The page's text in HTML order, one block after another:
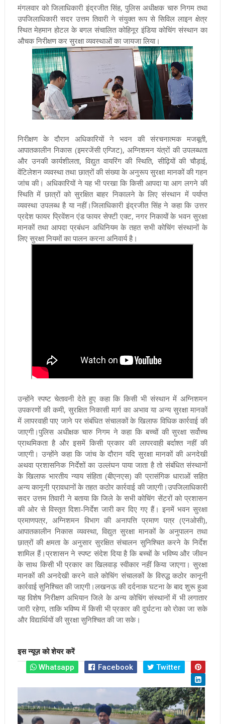
मंगलवार को जिलाधिकारी इंद्रजीत सिंह, पुलिस अधीक्षक चारु निगम तथा
उपजिलाधिकारी सदर उत्तम तिवारी ने संयुक्त रूप से सिविल लाइन क्षेत्र
स्थित मेहमान होटल के बगल संचालित कोहिनूर इंडिया कोचिंग संस्थान का
औचक निरीक्षण कर सुरक्षा व्यवस्थाओं का जायजा लिया।
निरीक्षण के दौरान अधिकारियों ने भवन की संरचनात्मक मजबूती,
आपातकालीन निकास (इमरजेंसी एग्जिट), अग्निशमन यंत्रों की उपलब्धता
और उनकी कार्यशीलता, विद्युत वायरिंग की स्थिति, सीढ़ियों की चौड़ाई,
वेंटिलेशन व्यवस्था तथा छात्रों की संख्या के अनुरूप सुरक्षा मानकों की गहन
जांच की। अधिकारियों ने यह भी परखा कि किसी आपदा या आग लगने की
स्थिति में छात्रों को सुरक्षित बाहर निकालने के लिए संस्थान में पर्याप्त
व्यवस्था उपलब्ध है या नहीं।जिलाधिकारी इंद्रजीत सिंह ने कहा कि उत्तर
प्रदेश फायर प्रिवेंशन एंड फायर सेफ्टी एक्ट, नगर निकायों के भवन सुरक्षा
मानकों तथा आपदा प्रबंधन अधिनियम के तहत सभी कोचिंग संस्थानों के
लिए सुरक्षा नियमों का पालन करना अनिवार्य है।
उन्होंने स्पष्ट चेतावनी देते हुए कहा कि किसी भी संस्थान में अग्निशमन
उपकरणों की कमी, सुरक्षित निकासी मार्ग का अभाव या अन्य सुरक्षा मानकों
में लापरवाही पाए जाने पर संबंधित संचालकों के खिलाफ विधिक कार्रवाई की
जाएगी।पुलिस अधीक्षक चारु निगम ने कहा कि बच्चों की सुरक्षा सर्वोच्च
प्राथमिकता है और इसमें किसी प्रकार की लापरवाही बर्दाश्त नहीं की
जाएगी। उन्होंने कहा कि जांच के दौरान यदि सुरक्षा मानकों की अनदेखी
अथवा प्रशासनिक निर्देशों का उल्लंघन पाया जाता है तो संबंधित संस्थानों
के खिलाफ भारतीय न्याय संहिता (बीएनएस) की प्रासंगिक धाराओं सहित
अन्य कानूनी प्रावधानों के तहत कठोर कार्रवाई की जाएगी।उपजिलाधिकारी
सदर उत्तम तिवारी ने बताया कि जिले के सभी कोचिंग सेंटरों को प्रशासन
की ओर से विस्तृत दिशा-निर्देश जारी कर दिए गए हैं। इनमें भवन सुरक्षा
प्रमाणपत्र, अग्निशमन विभाग की अनापत्ति प्रमाण पत्र (एनओसी),
आपातकालीन निकास व्यवस्था, विद्युत सुरक्षा मानकों के अनुपालन तथा
छात्रों की क्षमता के अनुसार सुरक्षित संचालन सुनिश्चित करने के निर्देश
शामिल हैं।प्रशासन ने स्पष्ट संदेश दिया है कि बच्चों के भविष्य और जीवन
के साथ किसी भी प्रकार का खिलवाड़ स्वीकार नहीं किया जाएगा। सुरक्षा
मानकों की अनदेखी करने वाले कोचिंग संचालकों के विरुद्ध कठोर कानूनी
कार्रवाई सुनिश्चित की जाएगी।लखनऊ की दर्दनाक घटना के बाद शुरू हुआ
यह विशेष निरीक्षण अभियान जिले के अन्य कोचिंग संस्थानों में भी लगातार
जारी रहेगा, ताकि भविष्य में किसी भी प्रकार की दुर्घटना को रोका जा सके
और विद्यार्थियों की सुरक्षा सुनिश्चित की जा सके।
इस न्यूज़ को शेयर करें
Whatsapp
Facebook Twitter